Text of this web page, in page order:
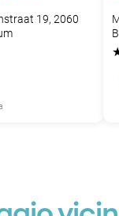
19, 2060